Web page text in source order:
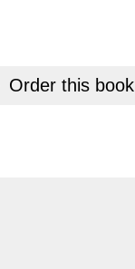
Order this book